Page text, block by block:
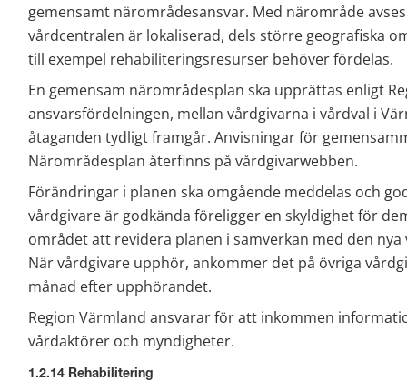
gemensamt närområdesansvar. Med närområde
vårdcentralen är lokaliserad, dels större geografiska
till exempel rehabiliteringsresurser behöver fördelas.
En gemensam närområdesplan ska upprättas enligt
ansvarsfördelningen, mellan vårdgivarna i vårdval i
åtaganden tydligt framgår. Anvisningar för
Närområdesplan återfinns på vårdgivarwebben.
Förändringar i planen ska omgående meddelas och
vårdgivare är godkända föreligger en skyldighet för
området att revidera planen i samverkan med den
När vårdgivare upphör, ankommer det på övriga
månad efter upphörandet.
Region Värmland ansvarar för att inkommen
vårdaktörer och myndigheter.
1.2.14 Rehabilitering